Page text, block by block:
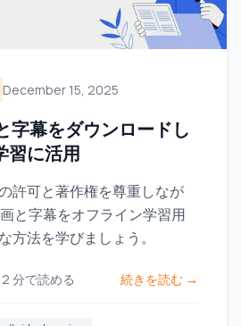
December 15, 2025
字幕をダウンロードし
習に活用
許可と著作権を尊重しなが
と字幕をオフライン学習用
方法を学びましょう。
2 分で読める 続きを読む →